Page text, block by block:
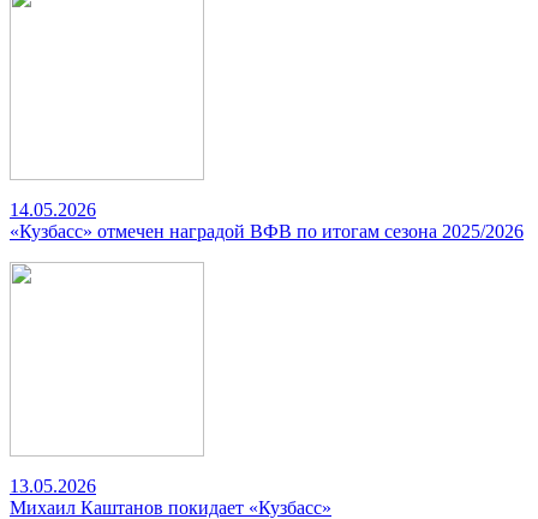
14.05.2026
«Кузбасс» отмечен наградой ВФВ по итогам сезона 2025/2026
13.05.2026
Михаил Каштанов покидает «Кузбасс»